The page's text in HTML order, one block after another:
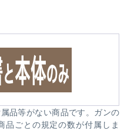
品等がない商品です。ガンの
ごとの規定の数が付属しま